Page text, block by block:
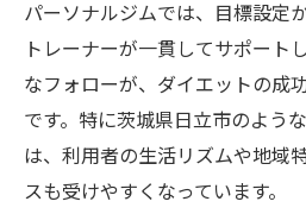
パーソナルジムを最
ト習慣の工夫
無理なく痩せたい人が選ぶ
無理のないダイエッ
ナルが最適な理由
パーソナルジムでは、目標設定
トレーナーが一貫してサポート
なフォローが、ダイエットの成
です。特に茨城県日立市のよう
は、利用者の生活リズムや地域
スも受けやすくなっています。